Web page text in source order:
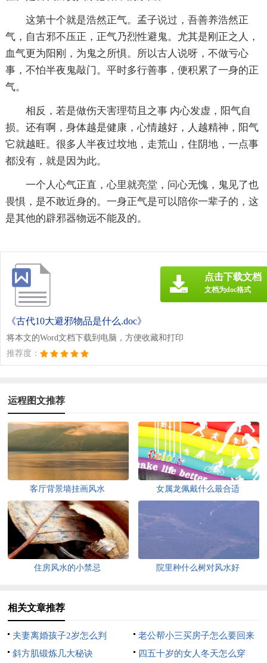
这第十个就是浩然正气。孟子说过，吾善养浩然正
气，自古邪不压正，正气乃烈性避鬼。尤其是刚正之人，
血气更为阳刚，为鬼之所惧。所以古人说呀，不做亏心
事，不怕半夜鬼敲门。平时多行善事，便积累了一身的正
气。
相反，若是做伤天害理苟且之事 内心发虚，阳气自
损。还有啊，身体越是健康，心情越好，人越精神，阳气
它就越旺。很多人半夜过坟地，走荒山，住阴地，一点事
都没有，就是因为此。
一个人心气正直，心里就亮堂，问心无愧，鬼见了也
畏惧，是不敢近身的。一身正气是可以陪你一辈子的，这
是其他的辟邪器物远不能及的。
《古代10大避邪物品是什么.doc》
将本文的Word文档下载到电脑，方便收藏和打印
推荐度：
点击下载文档
文档为doc格式
运程图文推荐
客厅背景墙挂画风水 女属龙佩戴什么最合适
住房风水的小禁忌 院里种什么树对风水好
相关文章推荐
夫妻离婚孩子2岁怎么判
老公帮小三买房子怎么要回来
斜方肌锻炼几大秘诀
四五十岁的女人冬天怎么穿